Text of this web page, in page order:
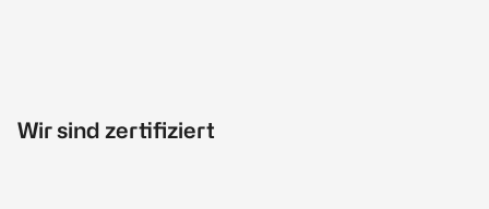
Wir sind zertifiziert